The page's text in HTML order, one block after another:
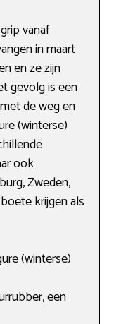
vanaf
in maart
en ze zijn
gevolg is een
de weg en
(winterse)
ook
Zweden,
krijgen als
(winterse)
een